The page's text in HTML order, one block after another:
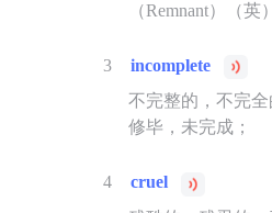
（Remnant）（
3
incomplete
不完整的，不完
修毕，未完成；
4
cruel